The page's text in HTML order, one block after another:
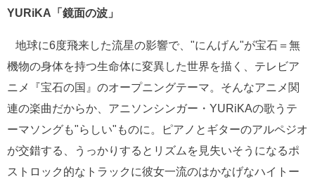
YURiKA「鏡面の波」
地球に6度飛来した流星の影響で、"にんげん"が宝石＝無
機物の身体を持つ生命体に変異した世界を描く、テレビア
ニメ『宝石の国』のオープニングテーマ。そんなアニメ関
連の楽曲だからか、アニソンシンガー・YURiKAの歌うテ
ーマソングも"らしい"ものに。ピアノとギターのアルペジオ
が交錯する、うっかりするとリズムを見失いそうになるポ
ストロック的なトラックに彼女一流のはかなげなハイトー